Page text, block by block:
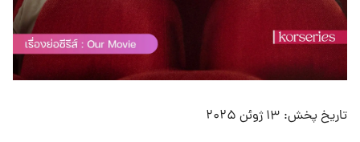
تاریخ پخش: ۱۳ ژوئن ۲۰۲۵